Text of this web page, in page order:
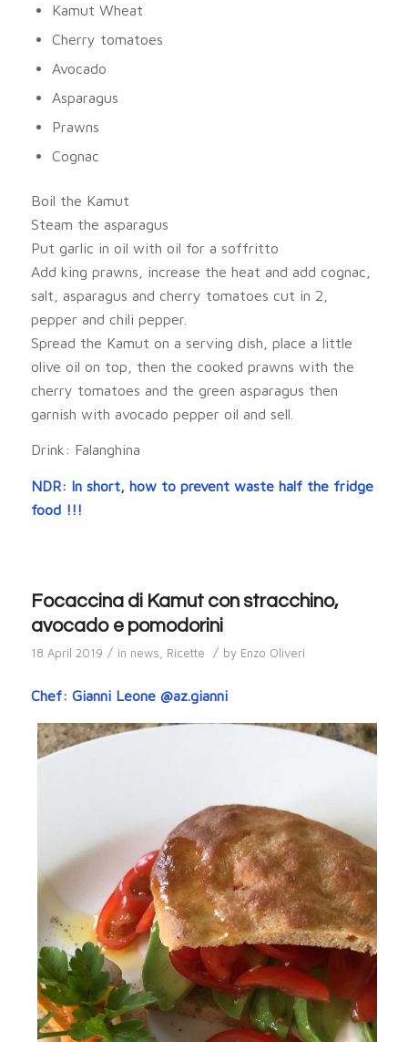
Kamut Wheat
Cherry tomatoes
Avocado
Asparagus
Prawns
Cognac
Boil the Kamut
Steam the asparagus
Put garlic in oil with oil for a soffritto
Add king prawns, increase the heat and add cognac,
salt, asparagus and cherry tomatoes cut in 2,
pepper and chili pepper.
Spread the Kamut on a serving dish, place a little
olive oil on top, then the cooked prawns with the
cherry tomatoes and the green asparagus then
garnish with avocado pepper oil and sell.
Drink: Falanghina
NDR: In short, how to prevent waste half the fridge
food !!!
Focaccina di Kamut con stracchino,
avocado e pomodorini
18 April 2019 / in news Ricette / by Enzo Oliveri
Chef: Gianni Leone @az.gianni